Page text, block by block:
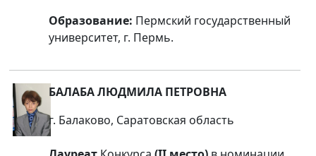
Образование: Пермский государственный
университет, г. Пермь.
БАЛАБА ЛЮДМИЛА ПЕТРОВНА
г. Балаково, Саратовская область